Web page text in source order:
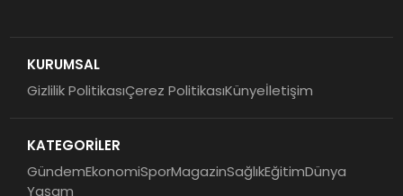
KURUMSAL
Gizlilik PolitikasıÇerez PolitikasıKünyeİletişim
KATEGORİLER
GündemEkonomiSporMagazinSağlıkEğitimDünya
Yaşam